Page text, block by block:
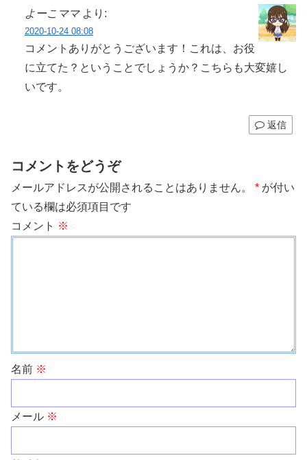
よーこママ より:
2020-10-24 08:08
コメントありがとうございます！これは、お役
に立てた？ということでしょうか？こちらも大変嬉し
いです。
返信
コメントをどうぞ
メールアドレスが公開されることはありません。 * が付い
ている欄は必須項目です
コメント ※
名前 ※
メール ※